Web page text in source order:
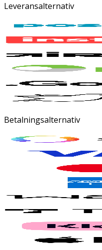
Leveransalternativ
Betalningsalternativ